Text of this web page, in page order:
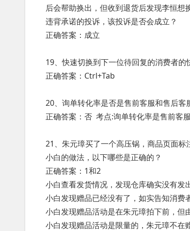
后会帮助换出，但收到退货后发现李恒
违背承诺的投诉，该投诉是否会成立？
正确答案：成立
19、快速切换到下一位待回复的消费者的
正确答案：Ctrl+Tab
20、询单转化率是否是售前客服和售后客
正确答案：否 考点:询单转化率是售前客
21、朱元璋买了一个高压锅，商品页面标
小白的做法，以下哪些是正确的？
正确答案：1和2
小白查看发货情况，发现仓库确实没有
小白发现赠品已经没有了，如实告知消
小白发现赠品活动是在朱元璋拍下前，
小白发现赠品活动是限量的，朱元璋不